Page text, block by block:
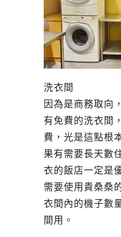
洗衣間
因為是商務取向
有免費的洗衣間
費，光是這點根
果有需要長天數
衣的飯店一定是
需要使用貴桑桑
衣間內的機子數
間用。